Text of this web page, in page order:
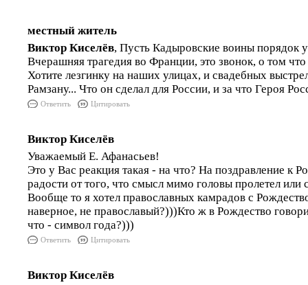
местный житель
Виктор Киселёв, Пусть Кадыровские воины порядок у
Вчерашняя трагедия во Франции, это звонок, о том
Хотите лезгинку на наших улицах, и свадебных
Рамзану... Что он сделал для России, и за что Героя
Ответить Цитировать
Виктор Киселёв
Уважаемый Е. Афанасьев!
Это у Вас реакция такая - на что? На поздравление к
радости от того, что смысл мимо головы пролетел
Вообще то я хотел православных камрадов с
наверное, не православый?)))Кто ж в Рождество
что - символ года?)))
Ответить Цитировать
Виктор Киселёв